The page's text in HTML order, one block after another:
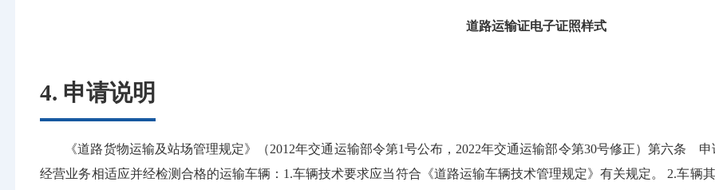
道路运输证电子证照样式
4. 申请说明
《道路货物运输及站场管理规定》（2012年交通运输部令第1号公布，2022年交通运输部令第30号修正）第六条
经营业务相适应并经检测合格的运输车辆：1.车辆技术要求应当符合《道路运输车辆技术管理规定》有关规定。 2.车辆